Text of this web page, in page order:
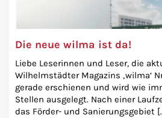
Die neue wilma ist da!
Liebe Leserinnen und Leser, die
Wilhelmstädter Magazins ‚wilma‘
gerade erschienen und wird wie
Stellen ausgelegt. Nach einer
das Förder- und Sanierungsgebiet